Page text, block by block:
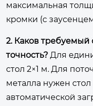
максимальная
кромки (с
2. Каков требуемый
точность? Для
стол 2×1 м. Для
металла нужен стол
автоматической